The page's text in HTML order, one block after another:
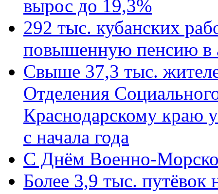
вырос до 19,3%
292 тыс. кубанских
повышенную пенсию в
Свыше 37,3 тыс.
Отделения
Краснодарскому краю
с начала года
C Днём Военно-
Более 3,9 тыс. путёвок